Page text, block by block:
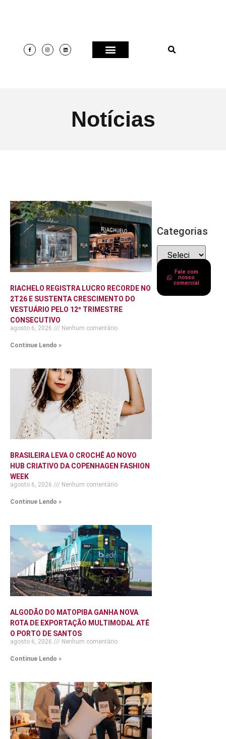
Notícias
RIACHELO REGISTRA LUCRO RECORDE NO
2T26 E SUSTENTA CRESCIMENTO DO
VESTUÁRIO PELO 12º TRIMESTRE
CONSECUTIVO
agosto 6, 2026 Nenhum comentário
Continue Lendo »
BRASILEIRA LEVA O CROCHÊ AO NOVO
HUB CRIATIVO DA COPENHAGEN FASHION
WEEK
agosto 6, 2026 Nenhum comentário
Continue Lendo »
ALGODÃO DO MATOPIBA GANHA NOVA
ROTA DE EXPORTAÇÃO MULTIMODAL ATÉ
O PORTO DE SANTOS
agosto 6, 2026 Nenhum comentário
Continue Lendo »
Categorias
Fale com
nosso
comercial